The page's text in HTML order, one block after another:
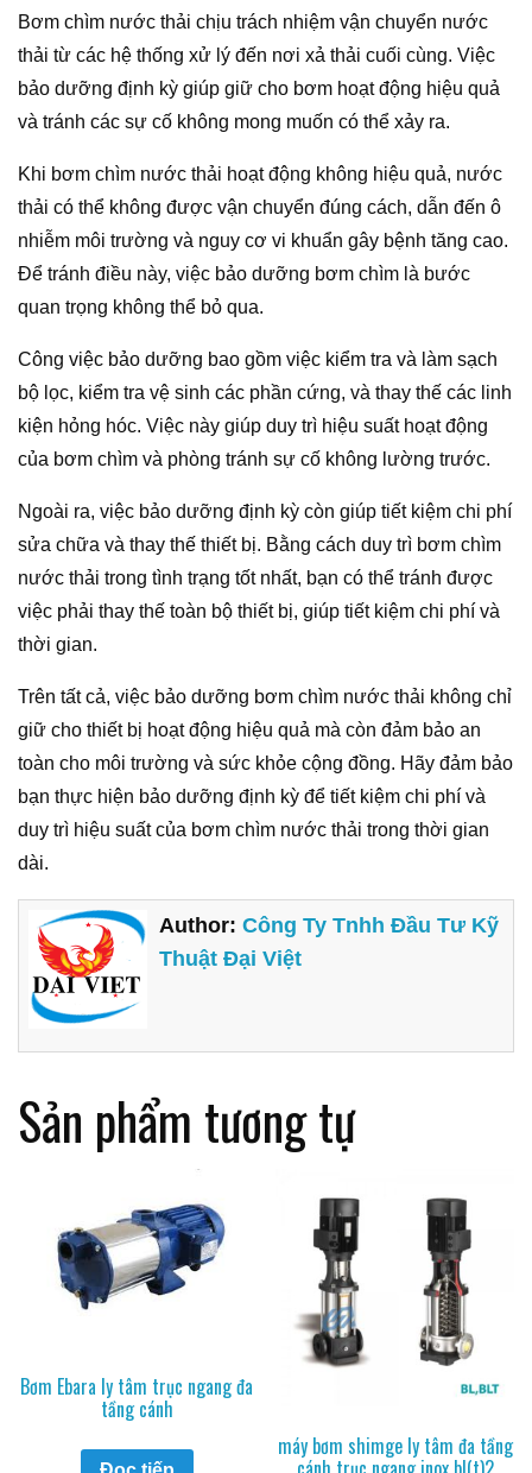
Bơm chìm nước thải chịu trách nhiệm vận chuyển nước
thải từ các hệ thống xử lý đến nơi xả thải cuối cùng. Việc
bảo dưỡng định kỳ giúp giữ cho bơm hoạt động hiệu quả
và tránh các sự cố không mong muốn có thể xảy ra.
Khi bơm chìm nước thải hoạt động không hiệu quả, nước
thải có thể không được vận chuyển đúng cách, dẫn đến ô
nhiễm môi trường và nguy cơ vi khuẩn gây bệnh tăng cao.
Để tránh điều này, việc bảo dưỡng bơm chìm là bước
quan trọng không thể bỏ qua.
Công việc bảo dưỡng bao gồm việc kiểm tra và làm sạch
bộ lọc, kiểm tra vệ sinh các phần cứng, và thay thế các linh
kiện hỏng hóc. Việc này giúp duy trì hiệu suất hoạt động
của bơm chìm và phòng tránh sự cố không lường trước.
Ngoài ra, việc bảo dưỡng định kỳ còn giúp tiết kiệm chi phí
sửa chữa và thay thế thiết bị. Bằng cách duy trì bơm chìm
nước thải trong tình trạng tốt nhất, bạn có thể tránh được
việc phải thay thế toàn bộ thiết bị, giúp tiết kiệm chi phí và
thời gian.
Trên tất cả, việc bảo dưỡng bơm chìm nước thải không chỉ
giữ cho thiết bị hoạt động hiệu quả mà còn đảm bảo an
toàn cho môi trường và sức khỏe cộng đồng. Hãy đảm bảo
bạn thực hiện bảo dưỡng định kỳ để tiết kiệm chi phí và
duy trì hiệu suất của bơm chìm nước thải trong thời gian
dài.
Author:Công Ty Tnhh Đầu Tư Kỹ
Thuật Đại Việt
Sản phẩm tương tự
Bơm Ebara ly tâm trục ngang đa
tầng cánh
máy bơm shimge ly tâm đa tầng